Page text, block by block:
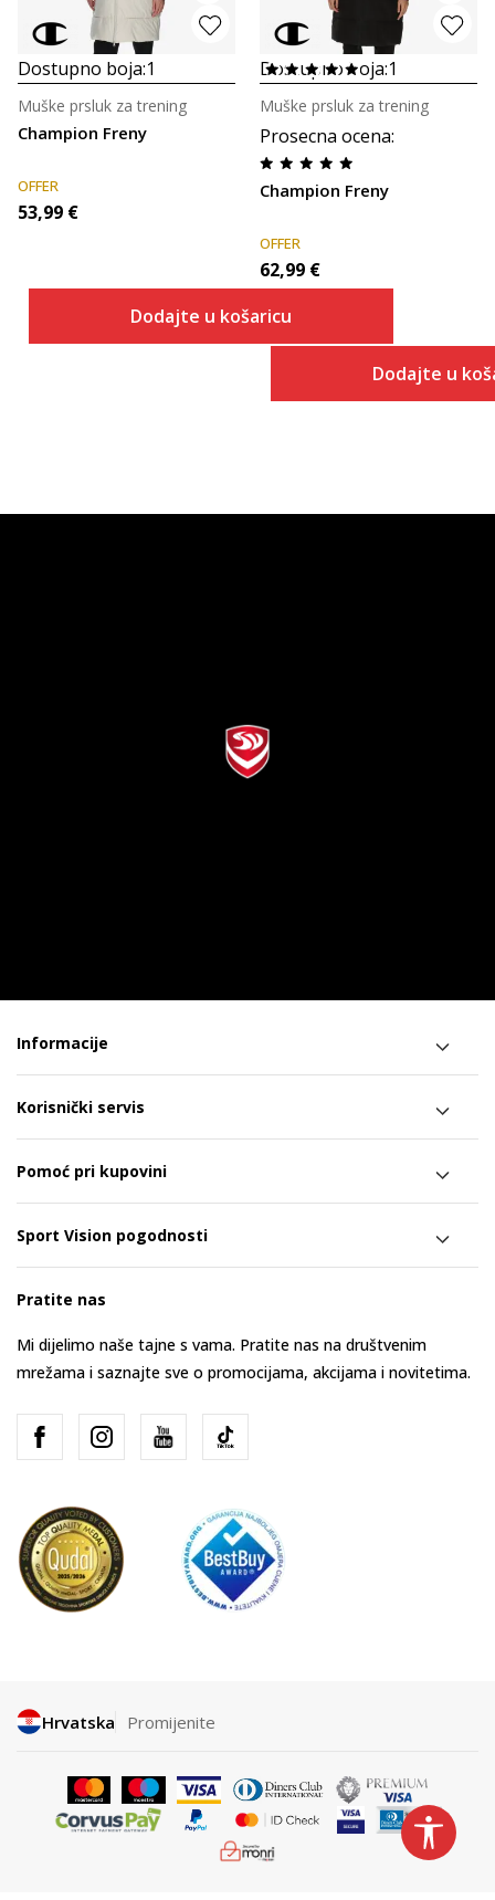
Dostupno boja:1
Champion Freny
Muške prsluk za trening
OFFER
53,99 €
Dodajte u košaricu
Dostupno boja:1
Prosecna ocena:
Champion Freny
Muške prsluk za trening
OFFER
62,99 €
Dodajte u
Informacije
Korisnički servis
Pomoć pri kupovini
Sport Vision pogodnosti
Pratite nas
Mi dijelimo naše tajne s vama. Pratite nas na društvenim
mrežama i saznajte sve o promocijama, akcijama i novitetima.
Hrvatska Promijenite